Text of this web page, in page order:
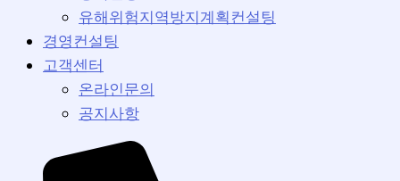
유해위험지역방지계획컨설팅
경영컨설팅
고객센터
온라인문의
공지사항